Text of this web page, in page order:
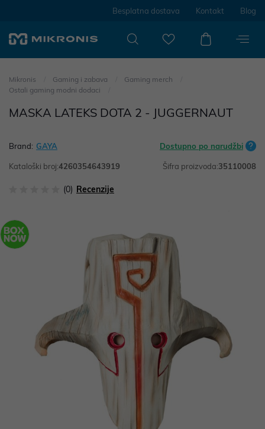
Besplatna dostava Kontakt Blog
Mikronis Gaming i zabava
Gaming merch
Ostali gaming modni dodaci
MASKA LATEKS DOTA 2 - JUGGERNAUT
Brand: GAYA Dostupno po narudžbi
Kataloški broj:4260354643919 Šifra proizvoda:35110008
(0) Recenzije